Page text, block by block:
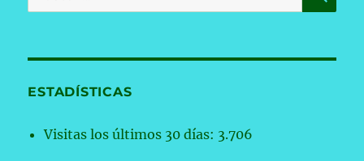
por:
ESTADÍSTICAS
Visitas los últimos 30 días: 3.706